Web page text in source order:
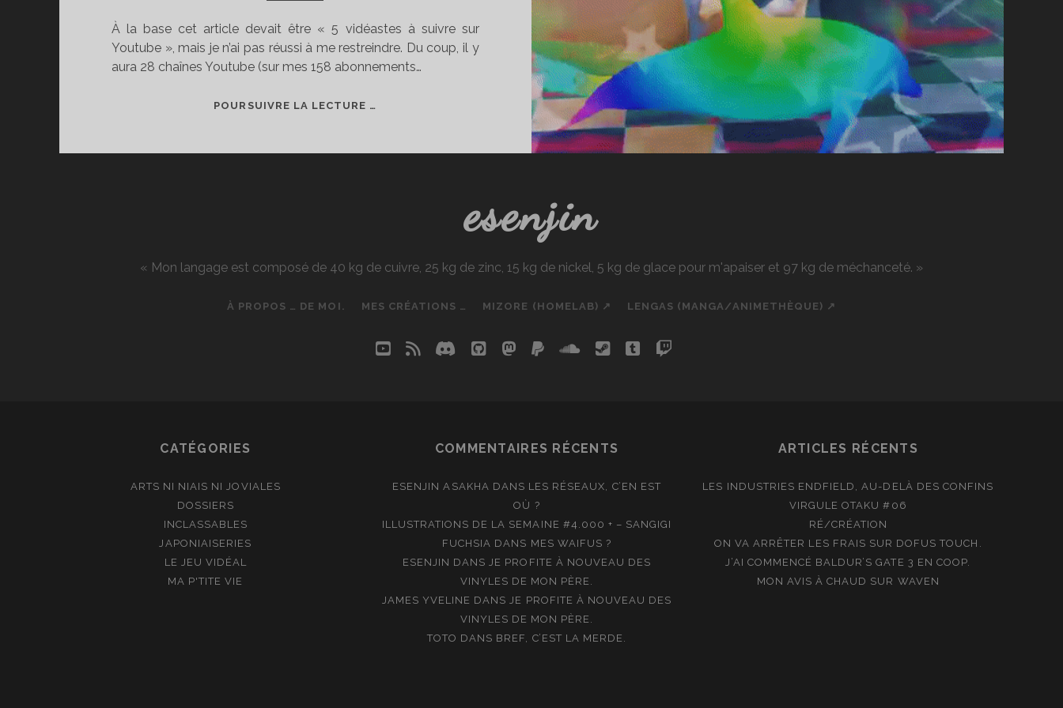
À la base cet article devait être « 5 vidéastes à suivre sur
Youtube », mais je n’ai pas réussi à me restreindre. Du coup, il y
aura 28 chaînes Youtube (sur mes 158 abonnements…
POURSUIVRE LA LECTURE …
esenjin
« Mon langage est composé de 40 kg de cuivre, 25 kg de zinc, 15 kg de nickel, 5 kg de glace pour m'apaiser et 97 kg de méchanceté. »
À PROPOS … DE MOI. MES CRÉATIONS … MIZORE (HOMELAB) ↗ LENGAS (MANGA/ANIMETHÈQUE) ↗
youtube
rss discord
githubmastodon
paypalsoundcloud
steamtumblrtwitch
CATÉGORIES
ARTS NI NIAIS NI JOVIALES
DOSSIERS
INCLASSABLES
JAPONIAISERIES
LE JEU VIDÉAL
MA P'TITE VIE
COMMENTAIRES RÉCENTS
ESENJIN ASAKHA DANS LES RÉSEAUX, C’EN EST
OÙ ?
ILLUSTRATIONS DE LA SEMAINE #4.000 + – SANGIGI
FUCHSIA DANS MES WAIFUS ?
ESENJIN DANSJE PROFITE À NOUVEAU DES
VINYLES DE MON PÈRE.
JAMES YVELINE DANSJE PROFITE À NOUVEAU DES
VINYLES DE MON PÈRE.
TOTO DANS BREF, C’EST LA MERDE.
ARTICLES RÉCENTS
LES INDUSTRIES ENDFIELD, AU-DELÀ DES CONFINS
VIRGULE OTAKU #06
RÉ/CRÉATION
ON VA ARRÊTER LES FRAIS SUR DOFUS TOUCH.
J’AI COMMENCÉ BALDUR’S GATE 3 EN COOP.
MON AVIS À CHAUD SUR WAVEN